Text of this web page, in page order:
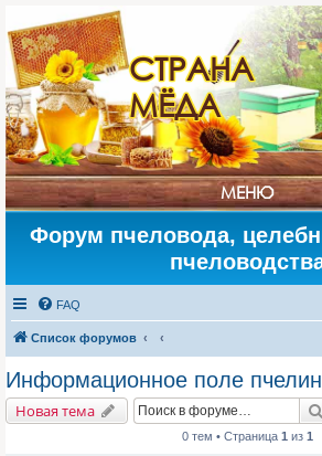
СТРАНА
МЁДА
МЕНЮ
Форум пчеловода,
FAQ
Список форумов
Информационное поле
Новая тема
0 тем • Страница 1 из 1